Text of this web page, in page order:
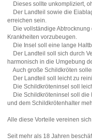
Dieses sollte unkompliziert,
Der Landteil sowie die
erreichen sein.
Die vollständige Abtrocknung
Krankheiten vorzubeugen.
Die Insel soll eine lange
Der Landteil soll sich durch
harmonisch in die Umgebung
Auch große Schildkröten
Der Landteil soll leicht zu
Die Schildkröteninsel soll
Die Schildkröteninsel soll die
und dem Schildkrötenhalter
Alle diese Vorteile vereinen
Seit mehr als 18 Jahren